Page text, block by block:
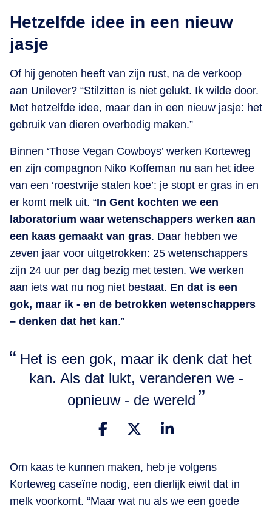
Hetzelfde idee in een nieuw
jasje
Of hij genoten heeft van zijn rust, na de verkoop
aan Unilever? “Stilzitten is niet gelukt. Ik wilde door.
Met hetzelfde idee, maar dan in een nieuw jasje: het
gebruik van dieren overbodig maken.”
Binnen ‘Those Vegan Cowboys’ werken Korteweg
en zijn compagnon Niko Koffeman nu aan het idee
van een ‘roestvrije stalen koe’: je stopt er gras in en
er komt melk uit. “In Gent kochten we een
laboratorium waar wetenschappers werken aan
een kaas gemaakt van gras. Daar hebben we
zeven jaar voor uitgetrokken: 25 wetenschappers
zijn 24 uur per dag bezig met testen. We werken
aan iets wat nu nog niet bestaat. En dat is een
gok, maar ik - en de betrokken wetenschappers
– denken dat het kan.”
Het is een gok, maar ik denk dat het
kan. Als dat lukt, veranderen we -
opnieuw - de wereld
Om kaas te kunnen maken, heb je volgens
Korteweg caseïne nodig, een dierlijk eiwit dat in
melk voorkomt. “Maar wat nu als we een goede